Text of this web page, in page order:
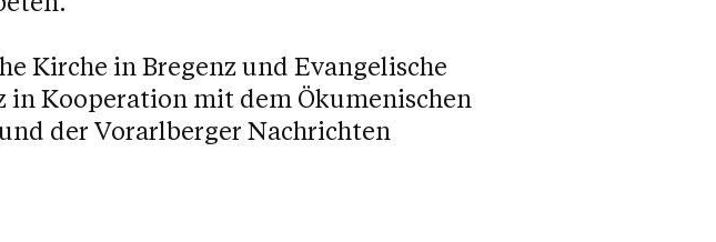
Kirche in Bregenz und Evangelische
in Kooperation mit dem Ökumenischen
der Vorarlberger Nachrichten